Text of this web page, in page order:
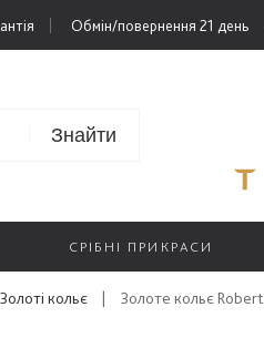
Обмін/повернення 21 день
Знайти
СРІБНІ ПРИКРАСИ
Золоті кольє | Золоте кольє